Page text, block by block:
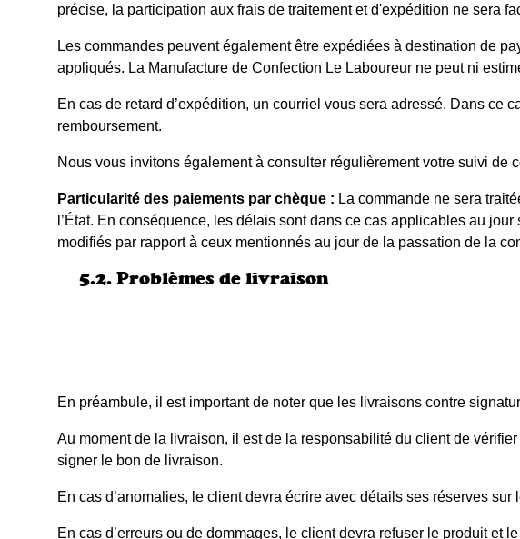
précise, la participation aux frais de traitement et d'expédition ne sera
Les commandes peuvent également être expédiées à destination de
appliqués. La Manufacture de Confection Le Laboureur ne peut ni
En cas de retard d’expédition, un courriel vous sera adressé. Dans ce
remboursement.
Nous vous invitons également à consulter régulièrement votre suivi
Particularité des paiements par chèque : La commande ne sera
l’État. En conséquence, les délais sont dans ce cas applicables au
modifiés par rapport à ceux mentionnés au jour de la passation de la
5.2. Problèmes de livraison
En préambule, il est important de noter que les livraisons contre
Au moment de la livraison, il est de la responsabilité du client de
signer le bon de livraison.
En cas d’anomalies, le client devra écrire avec détails ses réserves
En cas d’erreurs ou de dommages, le client devra refuser le produit